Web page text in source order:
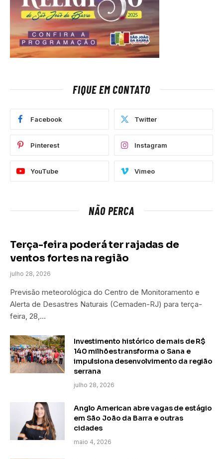
FIQUE EM CONTATO
Facebook Twitter
Pinterest Instagram
YouTube Vimeo
NÃO PERCA
Terça-feira poderá ter rajadas de
ventos fortes na região
julho 28, 2026
Previsão meteorológica do Centro de Monitoramento e
Alerta de Desastres Naturais (Cemaden-RJ) para terça-
feira, 28,…
Investimento histórico de mais de R$
140 milhões transforma o Sana e
impulsiona desenvolvimento da região
serrana
julho 28, 2026
Anglo American abre vagas de estágio
em São João da Barra e outras
cidades
maio 4, 2026